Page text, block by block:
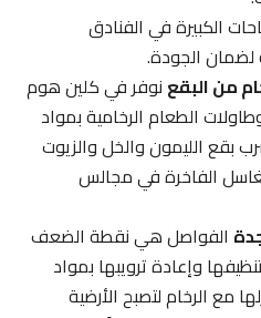
في الفنادق
الجودة.
البقعنوفر في كلين هوم
الطعام الرخامية بمواد
الليمون والخل والزيوت
الفاخرة في مجالس
الفواصل هي نقطة الضعف
وإعادة ترويبها بمواد
الرخام لتصبح الأرضية